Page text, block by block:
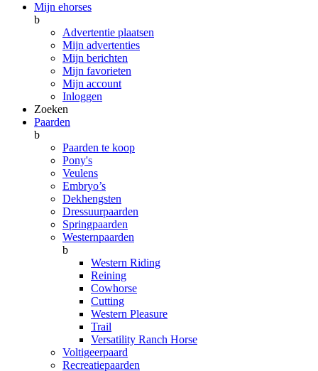
Mijn ehorses
b
Advertentie plaatsen
Mijn advertenties
Mijn berichten
Mijn favorieten
Mijn account
Inloggen
Zoeken
Paarden
b
Paarden te koop
Pony's
Veulens
Embryo’s
Dekhengsten
Dressuurpaarden
Springpaarden
Westernpaarden
b
Western Riding
Reining
Cowhorse
Cutting
Western Pleasure
Trail
Versatility Ranch Horse
Voltigeerpaard
Recreatiepaarden